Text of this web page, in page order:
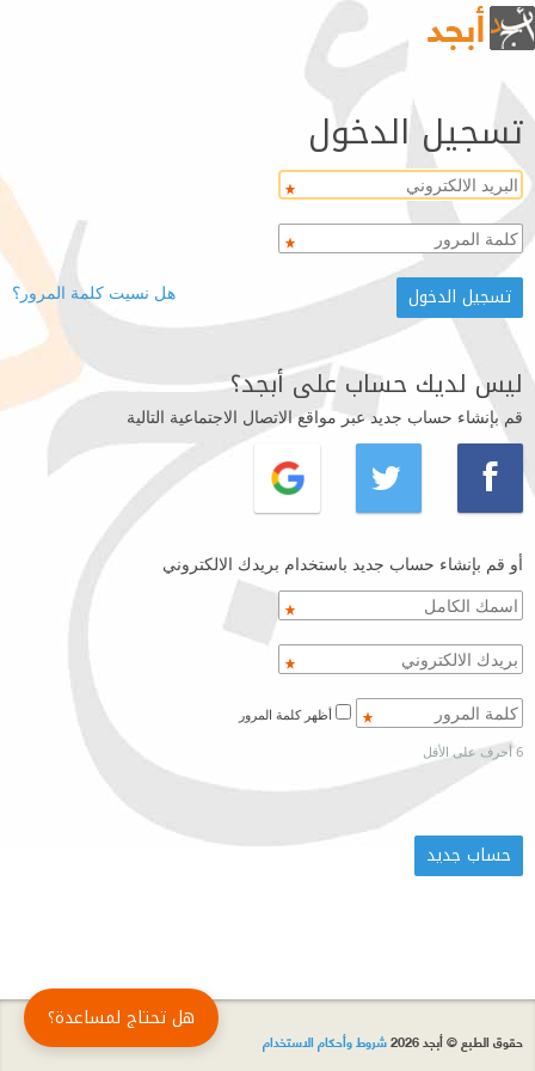
تسجيل الدخول
هل نسيت كلمة المرور؟
ليس لديك حساب على أبجد؟
قم بإنشاء حساب جديد عبر مواقع الاتصال الاجتماعية التالية
أو قم بإنشاء حساب جديد باستخدام بريدك الالكتروني
6 أحرف على الأقل
حقوق الطبع © أبجد 2026 شروط وأحكام الاستخدام
هل تحتاج لمساعدة؟